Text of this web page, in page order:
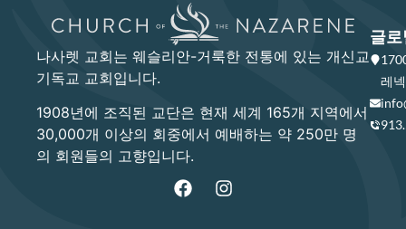
나사렛 교회는 웨슬리안-거룩한 전통에 있는 개신교
기독교 교회입니다.
1908년에 조직된 교단은 현재 세계 165개 지역에서
30,000개 이상의 회중에서 예배하는 약 250만 명
의 회원들의 고향입니다.
글로
레